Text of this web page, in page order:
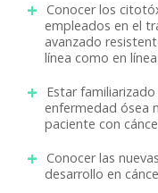
Conocer los
empleados en el
avanzado
línea como en
Estar
enfermedad ósea
paciente con
Conocer las
desarrollo en